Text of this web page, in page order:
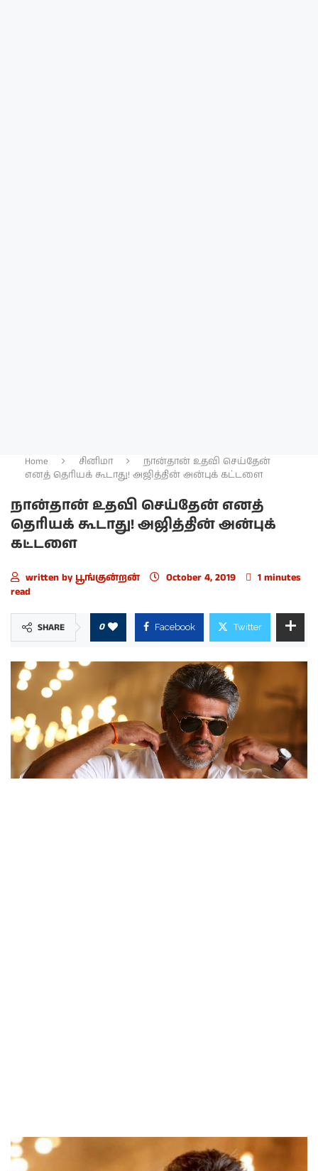
Home சினிமா
நான்தான் உதவி செய்தேன்
எனத் தெரியக் கூடாது! அஜித்தின் அன்புக் கட்டளை
நான்தான் உதவி செய்தேன் எனத்
தெரியக் கூடாது! அஜித்தின் அன்புக்
கட்டளை
written by பூங்குன்றன் October 4, 2019
1 minutes
read
SHARE 0 Facebook Twitter